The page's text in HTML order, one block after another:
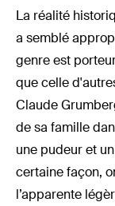
La réalité
a semblé
genre est
que celle
Claude
de sa famille
une pudeur et
certaine façon,
l’apparente